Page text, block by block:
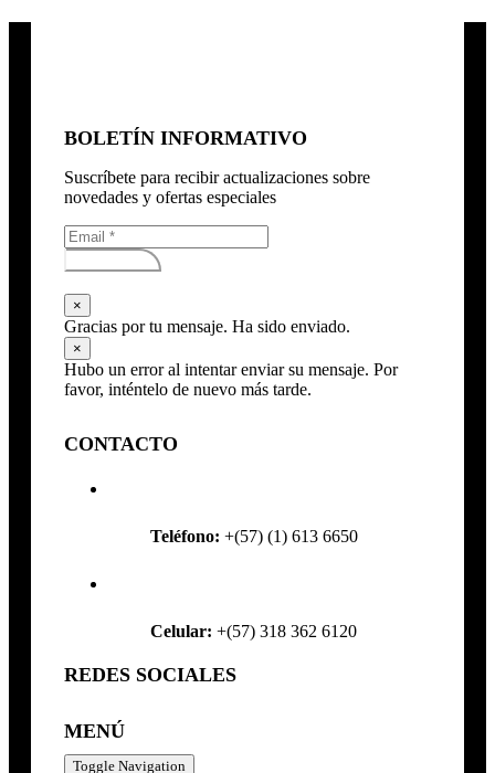
BOLETÍN INFORMATIVO
Suscríbete para recibir actualizaciones sobre
novedades y ofertas especiales
Subscribirse
×
Gracias por tu mensaje. Ha sido enviado.
×
Hubo un error al intentar enviar su mensaje. Por
favor, inténtelo de nuevo más tarde.
CONTACTO
Teléfono: +(57) (1) 613 6650
Celular: +(57) 318 362 6120
REDES SOCIALES
MENÚ
Toggle Navigation